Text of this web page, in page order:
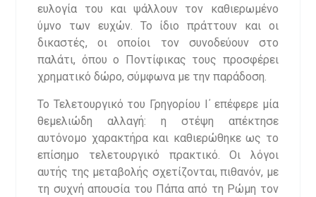
ευλογία του και ψάλλουν τον καθιερωμένο
ύμνο των ευχών. Το ίδιο πράττουν και οι
δικαστές, οι οποίοι τον συνοδεύουν στο
παλάτι, όπου ο Ποντίφικας τους προσφέρει
χρηματικό δώρο, σύμφωνα με την παράδοση.
Το Τελετουργικό του Γρηγορίου Ι΄ επέφερε μία
θεμελιώδη αλλαγή: η στέψη απέκτησε
αυτόνομο χαρακτήρα και καθιερώθηκε ως το
επίσημο τελετουργικό πρακτικό. Οι λόγοι
αυτής της μεταβολής σχετίζονται, πιθανόν, με
τη συχνή απουσία του Πάπα από τη Ρώμη τον